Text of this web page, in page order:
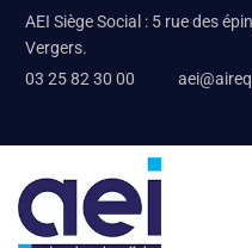
AEI Siège Social : 5 rue des
Vergers.
03 25 82 30 00